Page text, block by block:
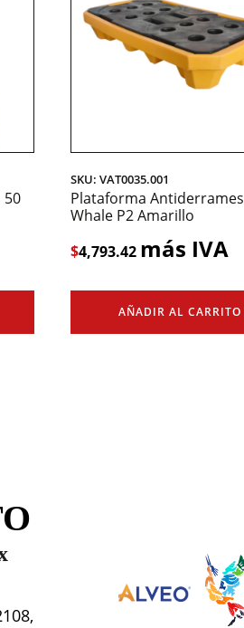
50
SKU: VAT0035.001
Plataforma Antiderrames
Whale P2 Amarillo
$4,793.42 más IVA
AÑADIR AL CARRITO